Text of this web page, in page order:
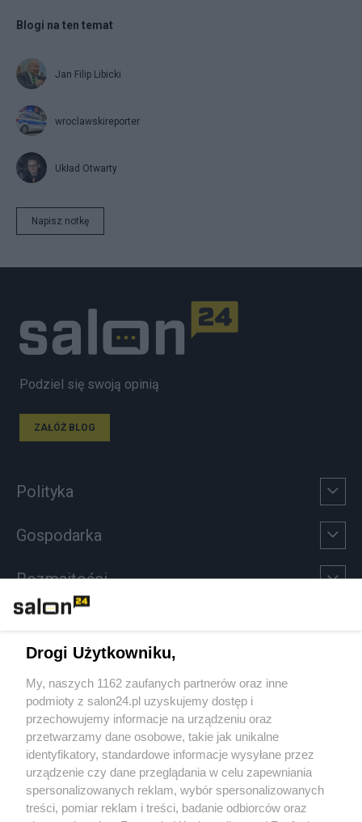
Blogi na ten temat
Jan Filip Libicki
wroclawskireporter
Układ Otwarty
Napisz notkę
Podziel się swoją opinią
ZAŁÓŻ BLOG
Polityka
Gospodarka
Rozmaitości
Sport
Społeczeństwo
Kultura
Drogi Użytkowniku,
My, naszych 1162 zaufanych partnerów oraz inne
podmioty z salon24.pl uzyskujemy dostęp i
przechowujemy informacje na urządzeniu oraz
przetwarzamy dane osobowe, takie jak unikalne
identyfikatory, standardowe informacje wysyłane przez
urządzenie czy dane przeglądania w celu zapewniania
spersonalizowanych reklam, wybór spersonalizowanych
treści, pomiar reklam i treści, badanie odbiorców oraz